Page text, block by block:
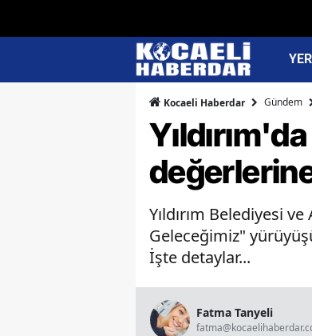
Kocaeli Haberdar Gündem
Yıldırım Belediyesi
Geleceğimiz"
İşte detaylar...
Fatma Tanyeli